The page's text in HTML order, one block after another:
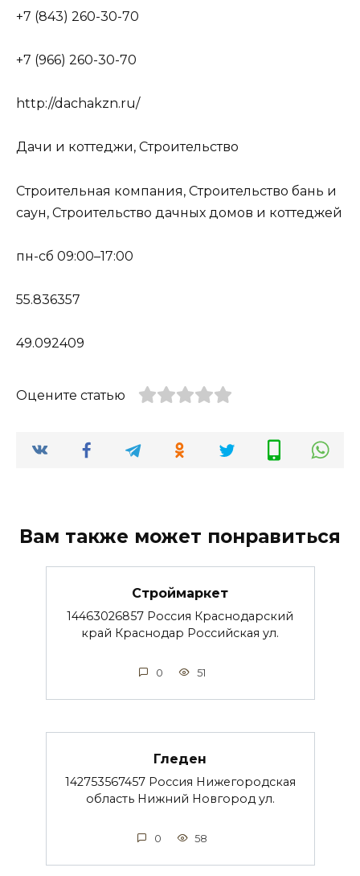
+7 (843) 260-30-70
+7 (966) 260-30-70
http://dachakzn.ru/
Дачи и коттеджи, Строительство
Строительная компания, Строительство бань и
саун, Строительство дачных домов и коттеджей
пн-сб 09:00–17:00
55.836357
49.092409
Оцените статью
Вам также может понравиться
Строймаркет
14463026857 Россия Краснодарский
край Краснодар Российская ул.
0 51
Гледен
142753567457 Россия Нижегородская
область Нижний Новгород ул.
0 58